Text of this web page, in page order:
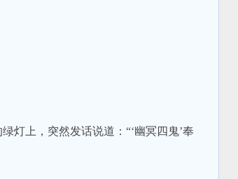
上，突然发话说道：“‘幽冥四鬼’奉